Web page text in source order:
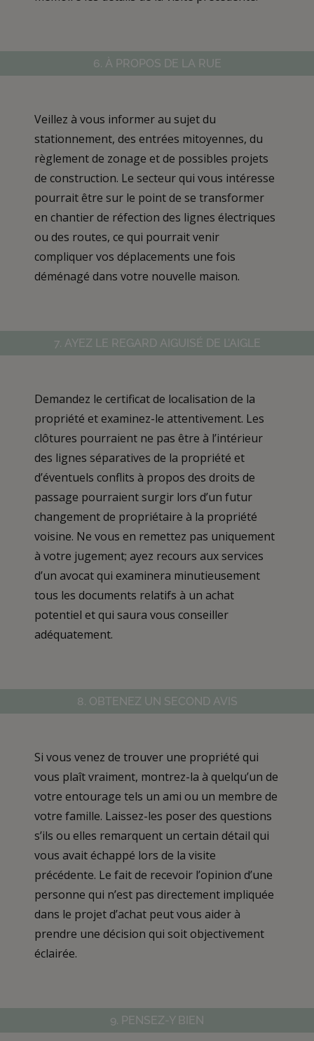
6. À PROPOS DE LA RUE
Veillez à vous informer au sujet du
stationnement, des entrées mitoyennes, du
règlement de zonage et de possibles projets
de construction. Le secteur qui vous intéresse
pourrait être sur le point de se transformer
en chantier de réfection des lignes électriques
ou des routes, ce qui pourrait venir
compliquer vos déplacements une fois
déménagé dans votre nouvelle maison.
7. AYEZ LE REGARD AIGUISÉ DE L’AIGLE
Demandez le certificat de localisation de la
propriété et examinez-le attentivement. Les
clôtures pourraient ne pas être à l’intérieur
des lignes séparatives de la propriété et
d’éventuels conflits à propos des droits de
passage pourraient surgir lors d’un futur
changement de propriétaire à la propriété
voisine. Ne vous en remettez pas uniquement
à votre jugement; ayez recours aux services
d’un avocat qui examinera minutieusement
tous les documents relatifs à un achat
potentiel et qui saura vous conseiller
adéquatement.
8. OBTENEZ UN SECOND AVIS
Si vous venez de trouver une propriété qui
vous plaît vraiment, montrez-la à quelqu’un de
votre entourage tels un ami ou un membre de
votre famille. Laissez-les poser des questions
s’ils ou elles remarquent un certain détail qui
vous avait échappé lors de la visite
précédente. Le fait de recevoir l’opinion d’une
personne qui n’est pas directement impliquée
dans le projet d’achat peut vous aider à
prendre une décision qui soit objectivement
éclairée.
9. PENSEZ-Y BIEN